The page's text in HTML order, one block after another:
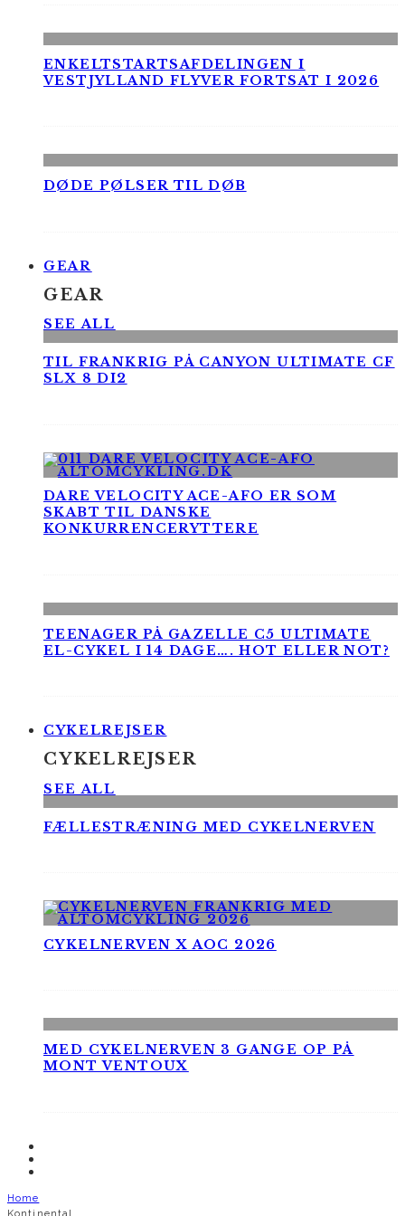
ENKELTSTARTSAFDELINGEN I
VESTJYLLAND FLYVER FORTSAT I 2026
DØDE PØLSER TIL DØB
GEAR
GEAR
SEE ALL
TIL FRANKRIG PÅ CANYON ULTIMATE CF
SLX 8 DI2
DARE VELOCITY ACE-AFO ER SOM
SKABT TIL DANSKE
KONKURRENCERYTTERE
TEENAGER PÅ GAZELLE C5 ULTIMATE
EL-CYKEL I 14 DAGE…. HOT ELLER NOT?
CYKELREJSER
CYKELREJSER
SEE ALL
FÆLLESTRÆNING MED CYKELNERVEN
CYKELNERVEN X AOC 2026
MED CYKELNERVEN 3 GANGE OP PÅ
MONT VENTOUX
Home
Kontinental